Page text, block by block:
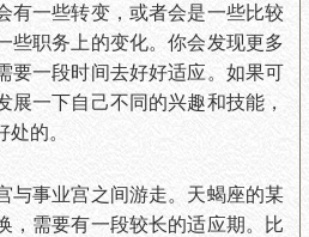
有一些转变，或者会是一些比较
些职务上的变化。你会发现更多
要一段时间去好好适应。如果可
展一下自己不同的兴趣和技能，
的。
与事业宫之间游走。天蝎座的某
，需要有一段较长的适应期。比